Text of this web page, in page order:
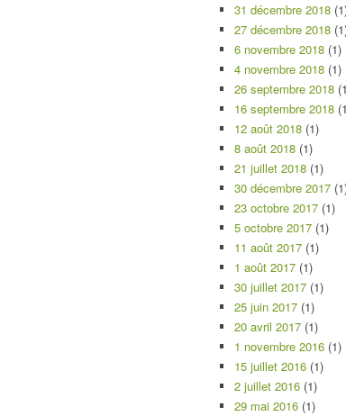
31 décembre 2018
27 décembre 2018
6 novembre 2018 (1)
4 novembre 2018 (1)
26 septembre 2018
16 septembre 2018
12 août 2018 (1)
8 août 2018 (1)
21 juillet 2018 (1)
30 décembre 2017
23 octobre 2017 (1)
5 octobre 2017 (1)
11 août 2017 (1)
1 août 2017 (1)
30 juillet 2017 (1)
25 juin 2017 (1)
20 avril 2017 (1)
1 novembre 2016 (1)
15 juillet 2016 (1)
2 juillet 2016 (1)
29 mai 2016 (1)